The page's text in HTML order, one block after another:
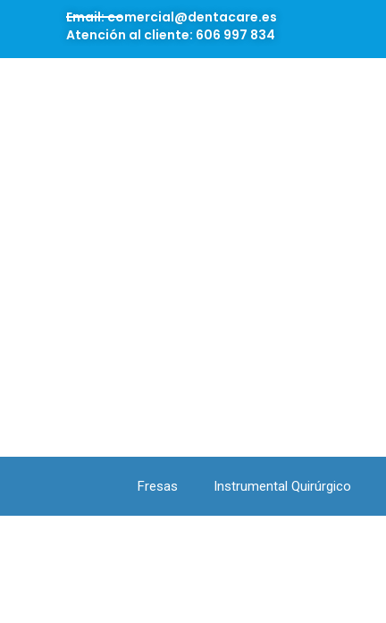
Email: comercial@dentacare.es
Atención al cliente: 606 997 834
Fresas Instrumental Quirúrgico